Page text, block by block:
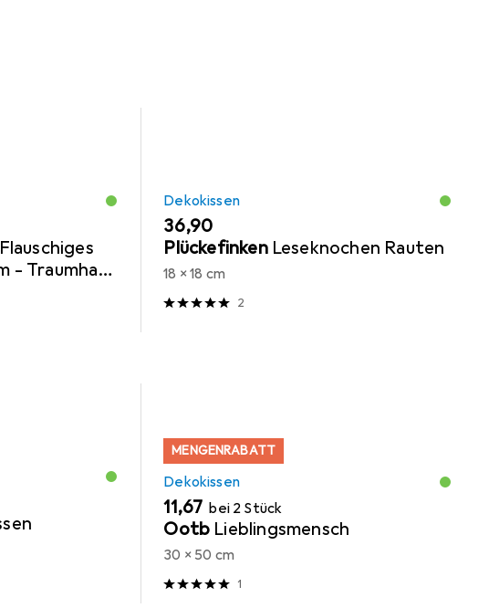
Flauschiges
- Traumhaft
Fell-Optik,
Dekokissen
EUR
36,90
Plückefinken Leseknochen Rauten
18 x 18 cm
2
MENGENRABATT
Dekokissen
EUR
11,67 bei 2 Stück
Ootb Lieblingsmensch
30 x 50 cm
1